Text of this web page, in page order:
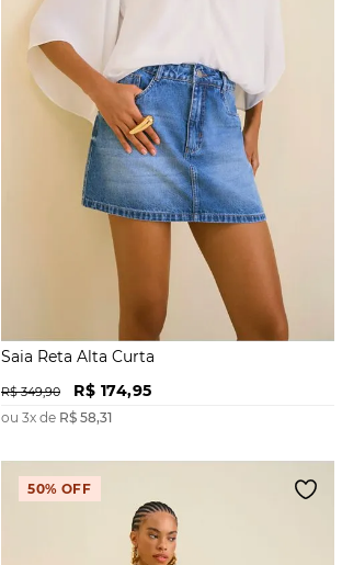
Saia Reta Alta Curta
R$ 349,90 R$ 174,95
ou 3x de R$ 58,31
50% OFF